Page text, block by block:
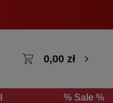
0,00 zł
% Sale %